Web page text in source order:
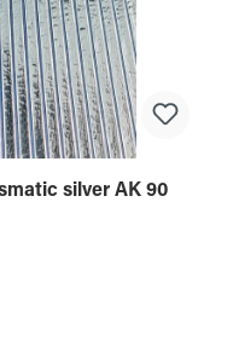
silver AK 90